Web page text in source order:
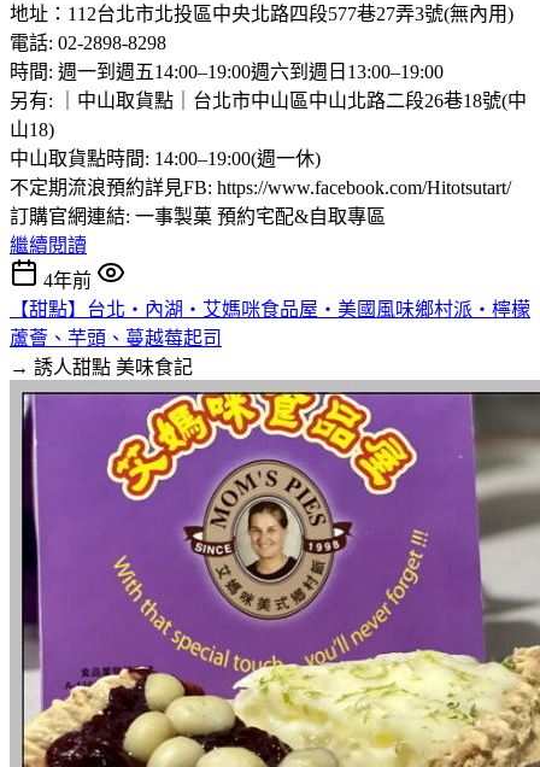
地址：112台北市北投區中央北路四段577巷27弄3號(無內用)
電話: 02-2898-8298
時間: 週一到週五14:00–19:00週六到週日13:00–19:00
另有: ｜中山取貨點｜台北市中山區中山北路二段26巷18號(中
山18)
中山取貨點時間: 14:00–19:00(週一休)
不定期流浪預約詳見FB: https://www.facebook.com/Hitotsutart/
訂購官網連結: 一事製菓 預約宅配&自取專區
繼續閱讀
4年前
【甜點】台北‧內湖‧艾媽咪食品屋‧美國風味鄉村派‧檸檬
蘆薈、芋頭、蔓越莓起司
→ 誘人甜點 美味食記